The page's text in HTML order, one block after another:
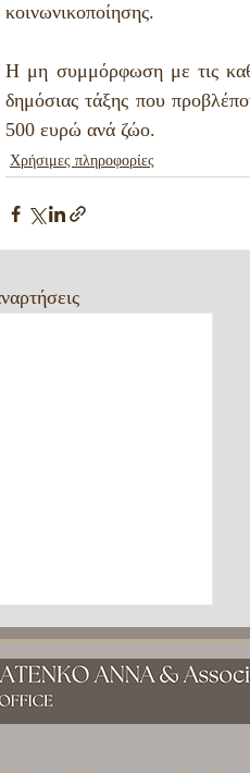
κοινωνικοποίησης.
Η μη συμμόρφωση με τις
δημόσιας τάξης που
500 ευρώ ανά ζώο.
Χρήσιμες πληροφορίες